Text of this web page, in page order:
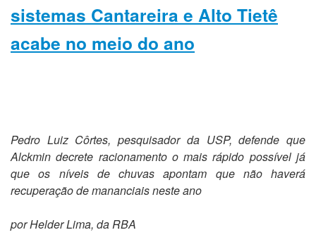
sistemas Cantareira e Alto Tietê
acabe no meio do ano
Pedro Luiz Côrtes, pesquisador da USP, defende que
Alckmin decrete racionamento o mais rápido possível já
que os níveis de chuvas apontam que não haverá
recuperação de mananciais neste ano
por Helder Lima, da RBA